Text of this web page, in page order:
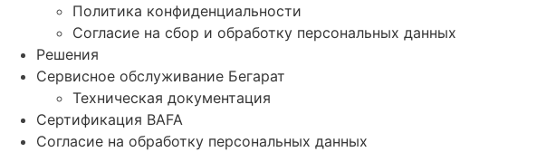
Политика конфиденциальности
Согласие на сбор и обработку персональных данных
Решения
Сервисное обслуживание Бегарат
Техническая документация
Сертификация BAFA
Согласие на обработку персональных данных